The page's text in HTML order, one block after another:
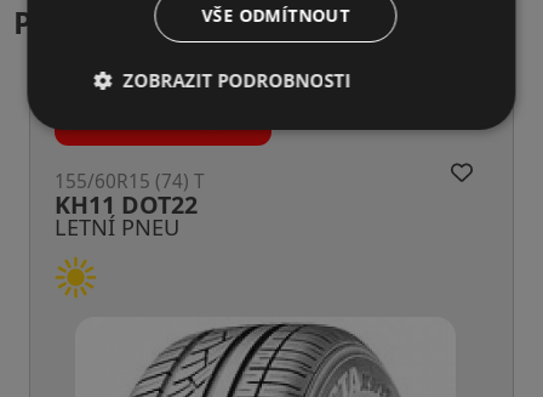
Podobné produkty
155/60R15
VŠE ODMÍTNOUT
ZOBRAZIT PODROBNOSTI